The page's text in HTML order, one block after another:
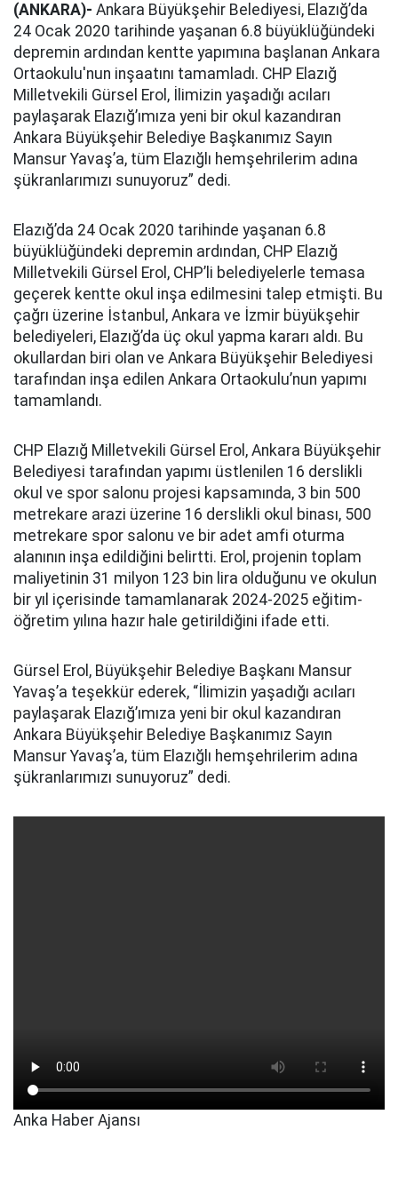
(ANKARA)- Ankara Büyükşehir Belediyesi, Elazığ’da
24 Ocak 2020 tarihinde yaşanan 6.8 büyüklüğündeki
depremin ardından kentte yapımına başlanan Ankara
Ortaokulu'nun inşaatını tamamladı. CHP Elazığ
Milletvekili Gürsel Erol, İlimizin yaşadığı acıları
paylaşarak Elazığ’ımıza yeni bir okul kazandıran
Ankara Büyükşehir Belediye Başkanımız Sayın
Mansur Yavaş’a, tüm Elazığlı hemşehrilerim adına
şükranlarımızı sunuyoruz” dedi.
Elazığ’da 24 Ocak 2020 tarihinde yaşanan 6.8
büyüklüğündeki depremin ardından, CHP Elazığ
Milletvekili Gürsel Erol, CHP’li belediyelerle temasa
geçerek kentte okul inşa edilmesini talep etmişti. Bu
çağrı üzerine İstanbul, Ankara ve İzmir büyükşehir
belediyeleri, Elazığ’da üç okul yapma kararı aldı. Bu
okullardan biri olan ve Ankara Büyükşehir Belediyesi
tarafından inşa edilen Ankara Ortaokulu’nun yapımı
tamamlandı.
CHP Elazığ Milletvekili Gürsel Erol, Ankara Büyükşehir
Belediyesi tarafından yapımı üstlenilen 16 derslikli
okul ve spor salonu projesi kapsamında, 3 bin 500
metrekare arazi üzerine 16 derslikli okul binası, 500
metrekare spor salonu ve bir adet amfi oturma
alanının inşa edildiğini belirtti. Erol, projenin toplam
maliyetinin 31 milyon 123 bin lira olduğunu ve okulun
bir yıl içerisinde tamamlanarak 2024-2025 eğitim-
öğretim yılına hazır hale getirildiğini ifade etti.
Gürsel Erol, Büyükşehir Belediye Başkanı Mansur
Yavaş’a teşekkür ederek, “İlimizin yaşadığı acıları
paylaşarak Elazığ’ımıza yeni bir okul kazandıran
Ankara Büyükşehir Belediye Başkanımız Sayın
Mansur Yavaş’a, tüm Elazığlı hemşehrilerim adına
şükranlarımızı sunuyoruz” dedi.
Anka Haber Ajansı